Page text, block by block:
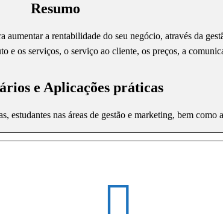
Resumo
a rentabilidade do seu negócio, através da
e os serviços, o serviço ao cliente, os preços, a
e Aplicações práticas
estudantes nas áreas de gestão e marketing, bem como